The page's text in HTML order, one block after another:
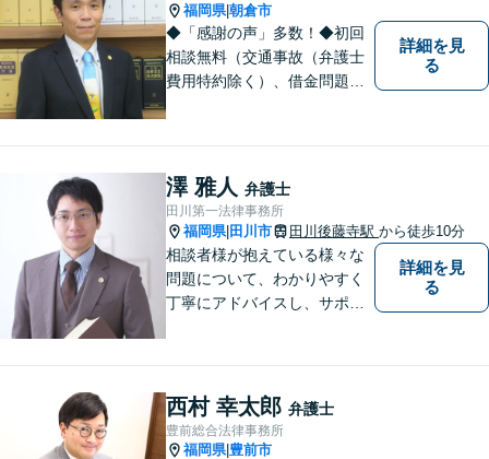
福岡県|朝倉市
◆「感謝の声」多数！◆初回
相談無料（交通事故（弁護士
費用特約除く）、借金問題、
績（令和1～7年合計）
詳細を見
る
澤 雅人 弁護士
田川第一法律事務所
福岡県| 田川市 田川後藤寺駅 から徒歩10分
相談者様が抱えている様々な
問題について、わかりやすく
丁寧にアドバイスし、サポー
詳細を見
る
西村 幸太郎 弁護士
豊前総合法律事務所
福岡県| 豊前市